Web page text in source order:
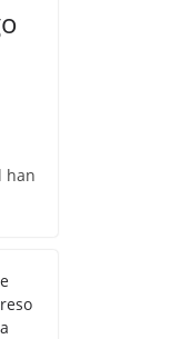
han